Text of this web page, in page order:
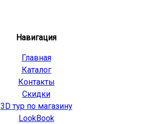
Навигация
Главная
Каталог
Контакты
Скидки
3D тур по магазину
LookBook